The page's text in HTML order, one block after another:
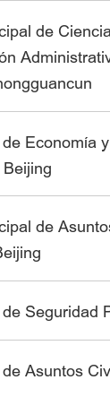
de
Economía
de
Seguridad
Asuntos